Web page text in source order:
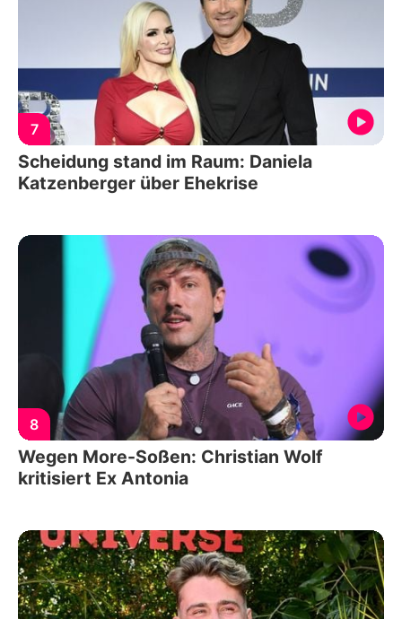
7
Scheidung stand im Raum: Daniela
Katzenberger über Ehekrise
8
Wegen More-Soßen: Christian Wolf
kritisiert Ex Antonia